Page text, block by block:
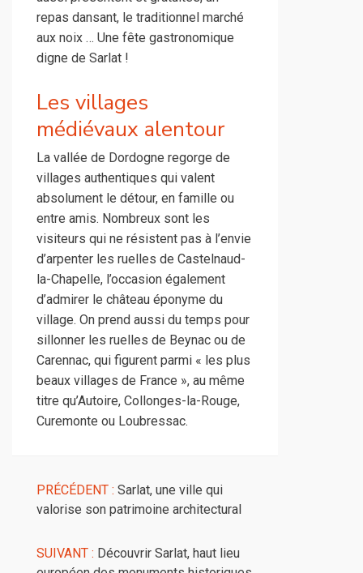
repas dansant, le traditionnel marché
aux noix … Une fête gastronomique
digne de Sarlat !
Les villages
médiévaux alentour
La vallée de Dordogne regorge de
villages authentiques qui valent
absolument le détour, en famille ou
entre amis. Nombreux sont les
visiteurs qui ne résistent pas à l’envie
d’arpenter les ruelles de Castelnaud-
la-Chapelle, l’occasion également
d’admirer le château éponyme du
village. On prend aussi du temps pour
sillonner les ruelles de Beynac ou de
Carennac, qui figurent parmi « les plus
beaux villages de France », au même
titre qu’Autoire, Collonges-la-Rouge,
Curemonte ou Loubressac.
PRÉCÉDENT : Sarlat, une ville qui
valorise son patrimoine architectural
SUIVANT : Découvrir Sarlat, haut lieu